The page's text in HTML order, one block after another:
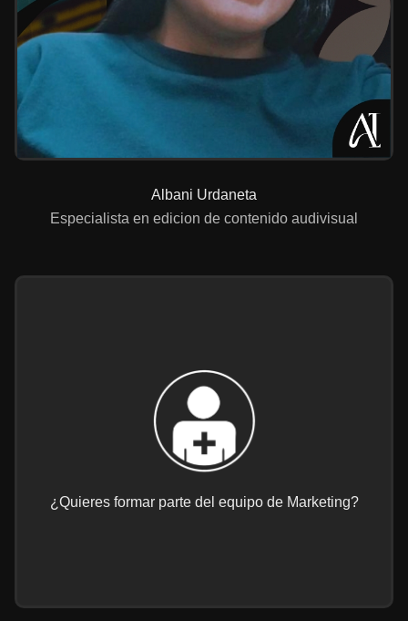
Albani Urdaneta
Especialista en edicion de contenido audivisual
¿Quieres formar parte del equipo de Marketing?